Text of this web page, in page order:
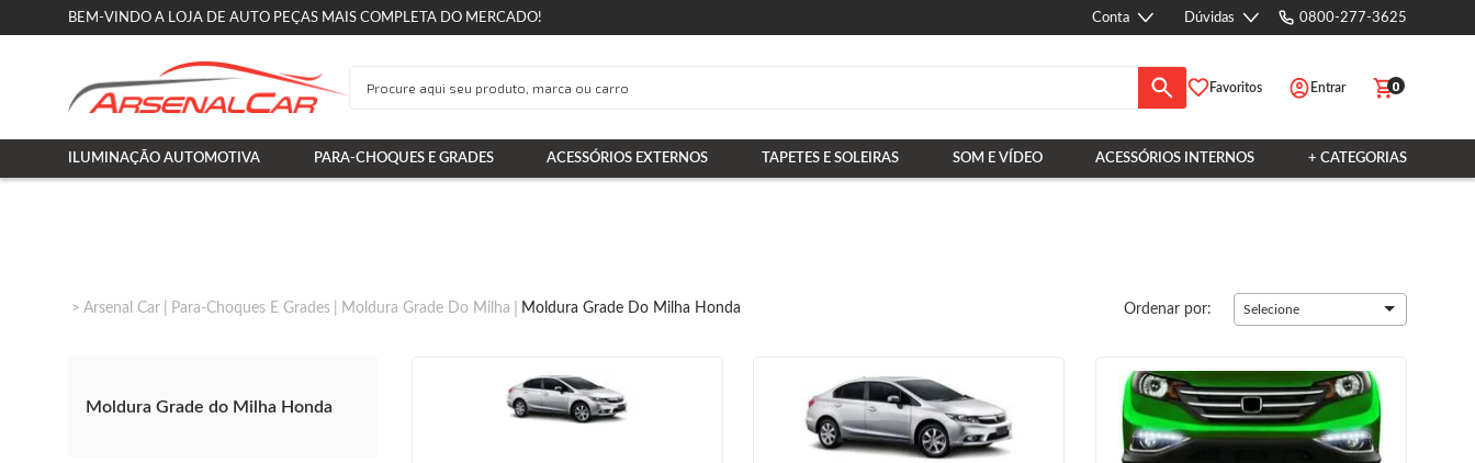
BEM-VINDO A LOJA DE AUTO PEÇAS MAIS COMPLETA DO MERCADO! Conta Dúvidas 0800-277-3625
Favoritos Entrar 0
ILUMINAÇÃO AUTOMOTIVA PARA-CHOQUES E GRADES ACESSÓRIOS EXTERNOS TAPETES E SOLEIRAS SOM E VÍDEO ACESSÓRIOS INTERNOS + CATEGORIAS
Arsenal Car Para-Choques E Grades Moldura Grade Do Milha Moldura Grade Do Milha Honda Ordenar por: Selecione
Moldura Grade do Milha Honda